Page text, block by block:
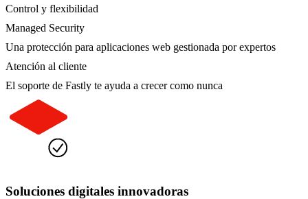
Control y flexibilidad
Managed Security
Una protección para aplicaciones web gestionada por expertos
Atención al cliente
El soporte de Fastly te ayuda a crecer como nunca
Soluciones digitales innovadoras